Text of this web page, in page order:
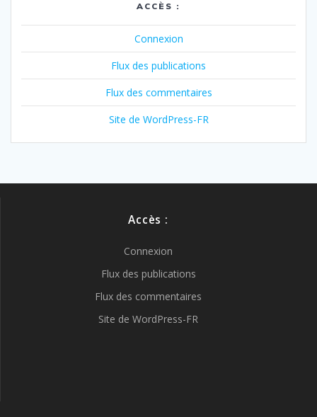
ACCÈS :
Connexion
Flux des publications
Flux des commentaires
Site de WordPress-FR
Accès :
Connexion
Flux des publications
Flux des commentaires
Site de WordPress-FR